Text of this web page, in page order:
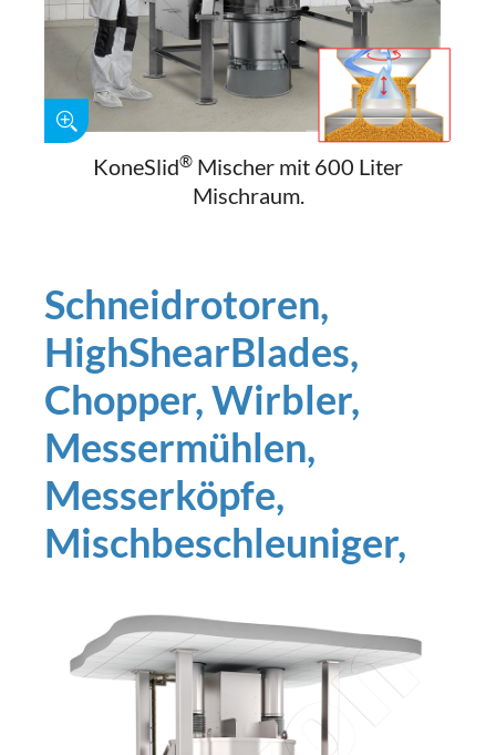
KoneSlid® Mischer mit 600 Liter
Mischraum.
Schneidrotoren,
HighShearBlades,
Chopper, Wirbler,
Messermühlen,
Messerköpfe,
Mischbeschleuniger,